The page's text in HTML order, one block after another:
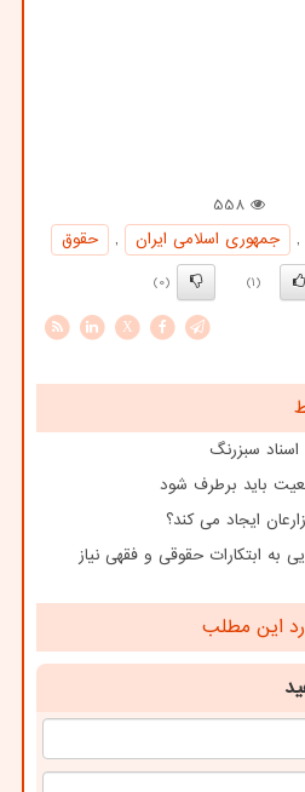
558
, جمهوری اسلامی ایران ,
حقوق
(1)
(0)
X
سبزرنگ
باید برطرف شود
ایجاد می کند؟
به ابتکارات حقوقی و فقهی نیاز
این مطلب